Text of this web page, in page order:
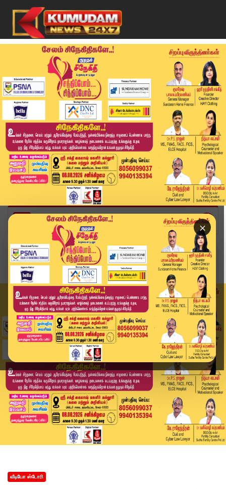
×
Home
வீடியோ ஸ்டோரி
Anbumani Statement | மகளிர் முன்னேற்றம் என எப்ப...
வீடியோ ஸ்டோரி